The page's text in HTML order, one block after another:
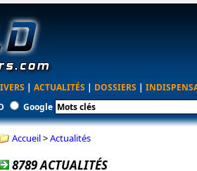
| ACTUALITÉS | DOSSIERS |
Google
Accueil>Actualités
8789 ACTUALITÉS